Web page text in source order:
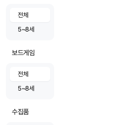
전체
5~8세
보드게임
전체
5~8세
수집품